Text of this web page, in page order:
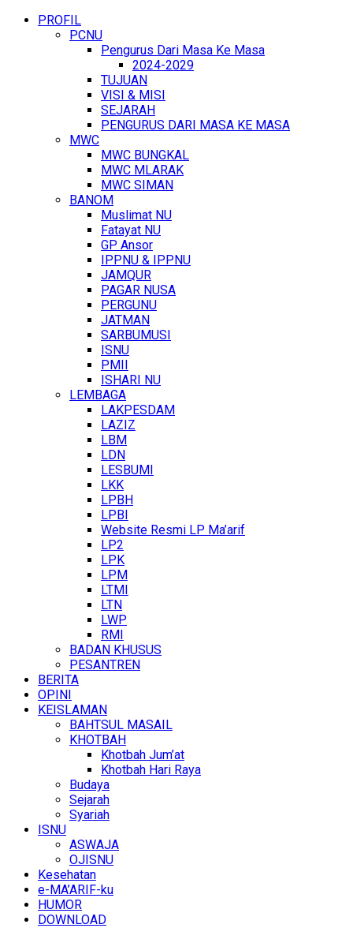
PROFIL
PCNU
Pengurus Dari Masa Ke Masa
2024-2029
TUJUAN
VISI & MISI
SEJARAH
PENGURUS DARI MASA KE MASA
MWC
MWC BUNGKAL
MWC MLARAK
MWC SIMAN
BANOM
Muslimat NU
Fatayat NU
GP Ansor
IPPNU & IPPNU
JAMQUR
PAGAR NUSA
PERGUNU
JATMAN
SARBUMUSI
ISNU
PMII
ISHARI NU
LEMBAGA
LAKPESDAM
LAZIZ
LBM
LDN
LESBUMI
LKK
LPBH
LPBI
Website Resmi LP Ma’arif
LP2
LPK
LPM
LTMI
LTN
LWP
RMI
BADAN KHUSUS
PESANTREN
BERITA
OPINI
KEISLAMAN
BAHTSUL MASAIL
KHOTBAH
Khotbah Jum’at
Khotbah Hari Raya
Budaya
Sejarah
Syariah
ISNU
ASWAJA
OJISNU
Kesehatan
e-MA’ARIF-ku
HUMOR
DOWNLOAD